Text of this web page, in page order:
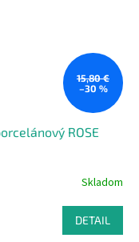
15,80 €
–30 %
ROSE
Skladom
DETAIL